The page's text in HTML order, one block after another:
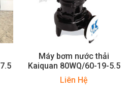
Máy bơm nước thải
Kaiquan 80WQ/60-19-5.5
Liên Hệ